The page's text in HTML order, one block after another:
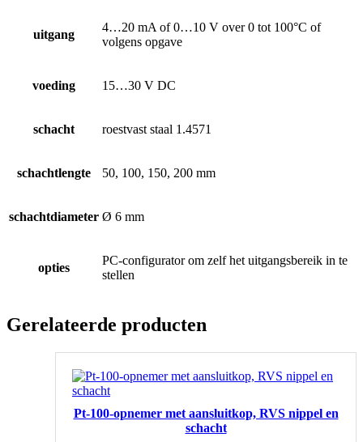
uitgang
4…20 mA of 0…10 V over 0 tot 100°C of
volgens opgave
voeding 15…30 V DC
schacht roestvast staal 1.4571
schachtlengte 50, 100, 150, 200 mm
schachtdiameter Ø 6 mm
opties
PC-configurator om zelf het uitgangsbereik in te
stellen
Gerelateerde producten
Pt-100-opnemer met aansluitkop, RVS nippel en
schacht